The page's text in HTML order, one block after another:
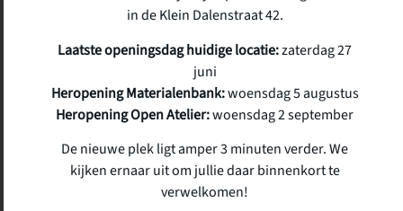
houtsoorten in de
voorkomen.
Afwerking
fijnbezaagd
in de Klein Dalenstraat 42.
Laatste openingsdag huidige locatie:zaterdag 27
juni
Heropening Materialenbank:woensdag 5 augustus
Heropening Open Atelier:woensdag 2 september
De nieuwe plek ligt amper 3 minuten verder. We
kijken ernaar uit om jullie daar binnenkort te
verwelkomen!